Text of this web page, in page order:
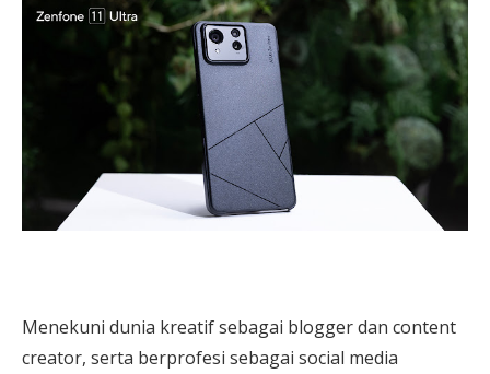
Menekuni dunia kreatif sebagai blogger dan content
creator, serta berprofesi sebagai social media